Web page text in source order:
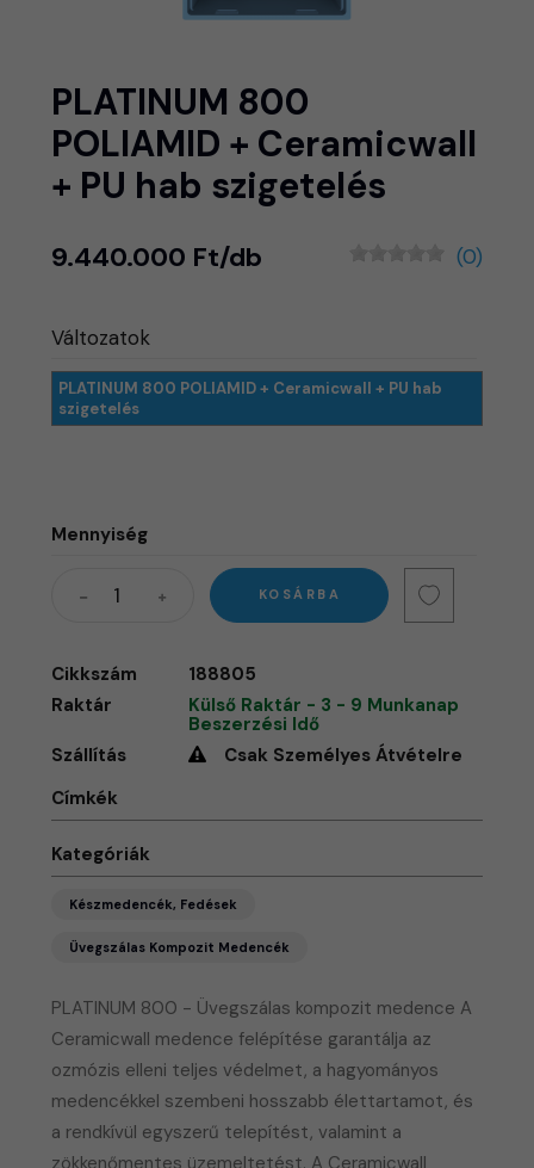
PLATINUM 800
POLIAMID + Ceramicwall
+ PU hab szigetelés
9.440.000 Ft/db (0)
PLATINUM 800 - Üvegszálas kompozit medence A
Ceramicwall medence felépítése garantálja az
ozmózis elleni teljes védelmet, a hagyományos
medencékkel szembeni hosszabb élettartamot, és
a rendkívül egyszerű telepítést, valamint a
zökkenőmentes üzemeltetést. A Ceramicwall
Változatok
PLATINUM 800 POLIAMID + Ceramicwall + PU hab
szigetelés
Mennyiség
KOSÁRBA
Cikkszám
188805
Raktár
Külső Raktár - 3 - 9 Munkanap
Beszerzési Idő
Szállítás
Csak Személyes Átvételre
Címkék
Kategóriák
Készmedencék, Fedések
Üvegszálas Kompozit Medencék